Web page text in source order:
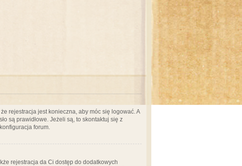
rejestracja jest konieczna, aby móc się logować. A
są prawidłowe. Jeżeli są, to skontaktuj się z
forum.
rejestracja da Ci dostęp do dodatkowych